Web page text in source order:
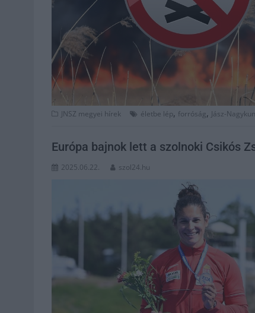
JNSZ megyei hírek életbe lép, forróság, Jász-
Európa bajnok lett a szolnoki Csikós
2025.06.22. szol24.hu